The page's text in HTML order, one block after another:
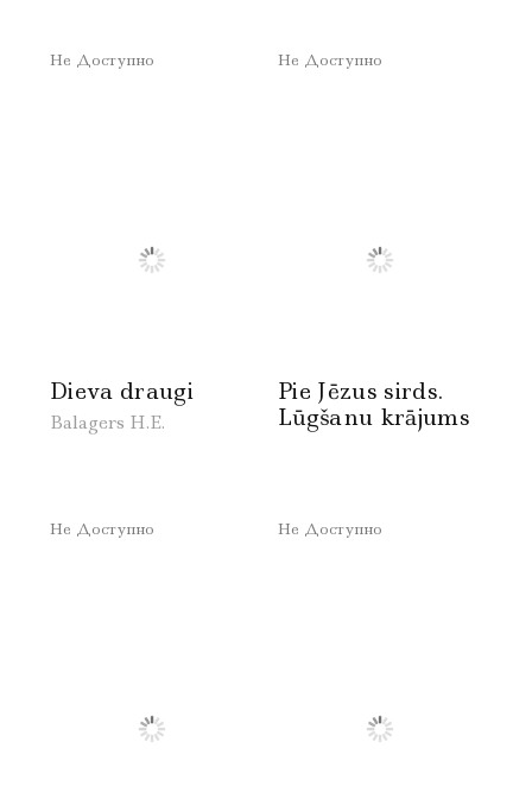
Не Доступно Не Доступно
Dieva draugi
Balagers H.E.
Не Доступно
Pie Jēzus sirds.
Lūgšanu krājums
Не Доступно